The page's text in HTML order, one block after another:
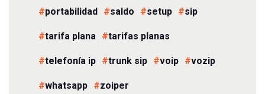
portabilidad
saldo setup
sip
tarifa plana
tarifas planas
telefonía ip
trunk sip voip
vozip
whatsapp
zoiper